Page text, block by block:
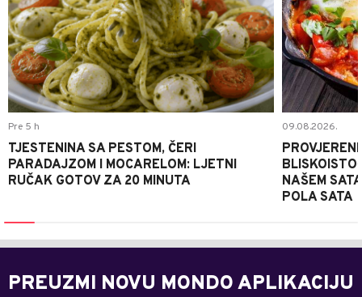
Pre 5 h
TJESTENINA SA PESTOM, ČERI
PARADAJZOM I MOCARELOM: LJETNI
RUČAK GOTOV ZA 20 MINUTA
09.08.2026.
NAŠEM
POLA SATA
PREUZMI NOVU MONDO APLIKACIJU